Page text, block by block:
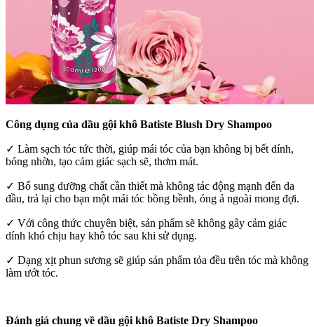
Công dụng của dầu gội khô Batiste Blush Dry Shampoo
✓ Làm sạch tóc tức thời, giúp mái tóc của bạn không bị bết dính,
bóng nhờn, tạo cảm giác sạch sẽ, thơm mát.
✓ Bổ sung dưỡng chất cần thiết mà không tác động mạnh đến da
đầu, trả lại cho bạn một mái tóc bồng bềnh, óng ả ngoài mong đợi.
✓ Với công thức chuyên biệt, sản phẩm sẽ không gây cảm giác
dính khó chịu hay khô tóc sau khi sử dụng.
✓ Dạng xịt phun sương sẽ giúp sản phẩm tỏa đều trên tóc mà không
làm ướt tóc.
Đánh giá chung về dầu gội khô Batiste Dry Shampoo